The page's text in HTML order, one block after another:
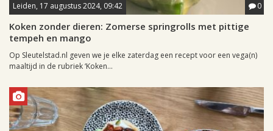
Leiden, 17 augustus 2024, 09:42 0
Koken zonder dieren: Zomerse springrolls met pittige
tempeh en mango
Op Sleutelstad.nl geven we je elke zaterdag een recept voor een vega(n)
maaltijd in de rubriek ‘Koken...